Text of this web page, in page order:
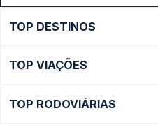
TOP DESTINOS
Ônibus São Paulo
TOP VIAÇÕES
TOP RODOVIÁRIAS